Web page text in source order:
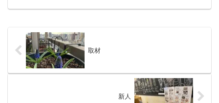
ャ！ フロアーでスタッフ...
取材
新人